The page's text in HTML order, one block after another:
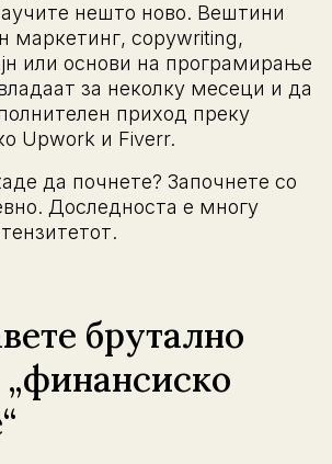
нешто ново. Вештини
маркетинг, copywriting,
или основи на програмирање
за неколку месеци и да
приход преку
Upwork и Fiverr.
да почнете? Започнете со
Доследноста е многу
брутално